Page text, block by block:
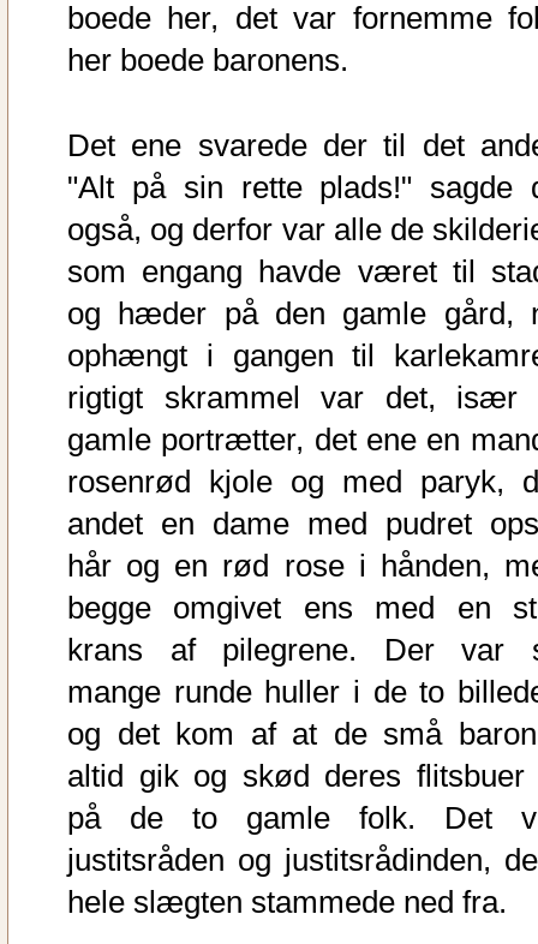
boede her, det var fornemme
her boede baronens.
Det ene svarede der til det
"Alt på sin rette plads!" sagde
også, og derfor var alle de
som engang havde været til
og hæder på den gamle gård,
ophængt i gangen til
rigtigt skrammel var det, især
gamle portrætter, det ene en
rosenrød kjole og med paryk,
andet en dame med pudret
hår og en rød rose i hånden,
begge omgivet ens med en
krans af pilegrene. Der var
mange runde huller i de to
og det kom af at de små
altid gik og skød deres flitsbuer
på de to gamle folk. Det
justitsråden og justitsrådinden,
hele slægten stammede ned fra.